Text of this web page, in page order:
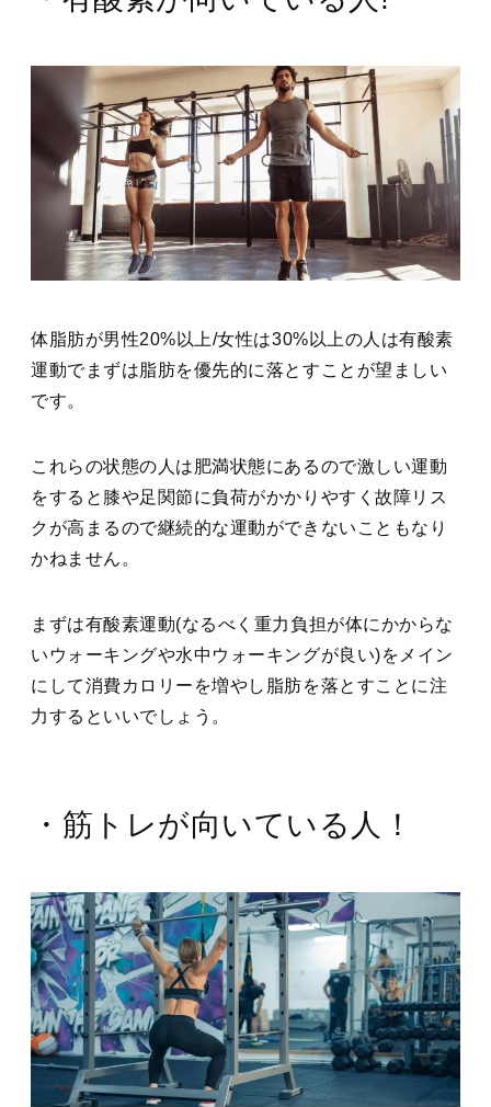
体脂肪が男性20%以上/女性は30%以上の人は有酸素
運動でまずは脂肪を優先的に落とすことが望ましい
です。
これらの状態の人は肥満状態にあるので激しい運動
をすると膝や足関節に負荷がかかりやすく故障リス
クが高まるので継続的な運動ができないこともなり
かねません。
まずは有酸素運動(なるべく重力負担が体にかからな
いウォーキングや水中ウォーキングが良い)をメイン
にして消費カロリーを増やし脂肪を落とすことに注
力するといいでしょう。
・筋トレが向いている人！